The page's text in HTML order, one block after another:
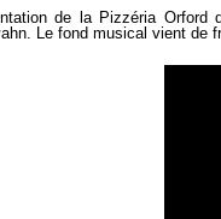
de la Pizzéria
Le fond musical vient de